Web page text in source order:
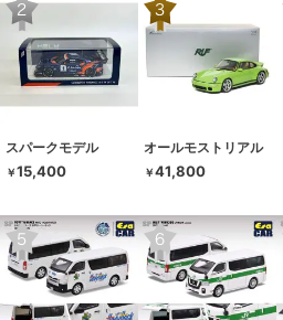
スパークモデル
￥15,400
オールモストリアル
￥41,800